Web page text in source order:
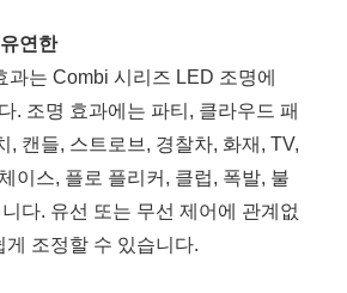
연한
과는 Combi 시리즈 LED 조명에
. 조명 효과에는 파티, 클라우드 패
, 캔들, 스트로브, 경찰차, 화재, TV,
이스, 플로 플리커, 클럽, 폭발, 불
다. 유선 또는 무선 제어에 관계없
게 조정할 수 있습니다.